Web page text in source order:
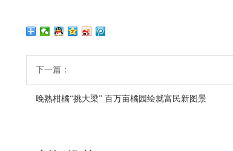
下一篇：
晚熟柑橘“挑大梁” 百万亩橘园绘就富民新图景